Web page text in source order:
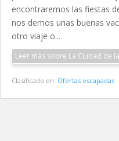
encontraremos las fiestas
nos demos unas buenas
otro viaje o...
Leer más sobre La Ciudad de
Clasificado en: Ofertas escapadas